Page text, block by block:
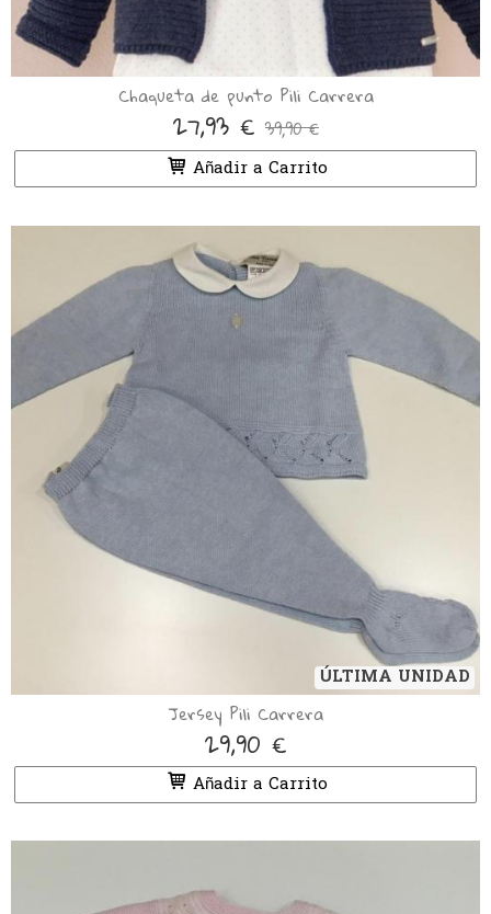
Chaqueta de punto Pili Carrera
27,93 € 39,90 €
Añadir a Carrito
ÚLTIMA UNIDAD
Jersey Pili Carrera
29,90 €
Añadir a Carrito